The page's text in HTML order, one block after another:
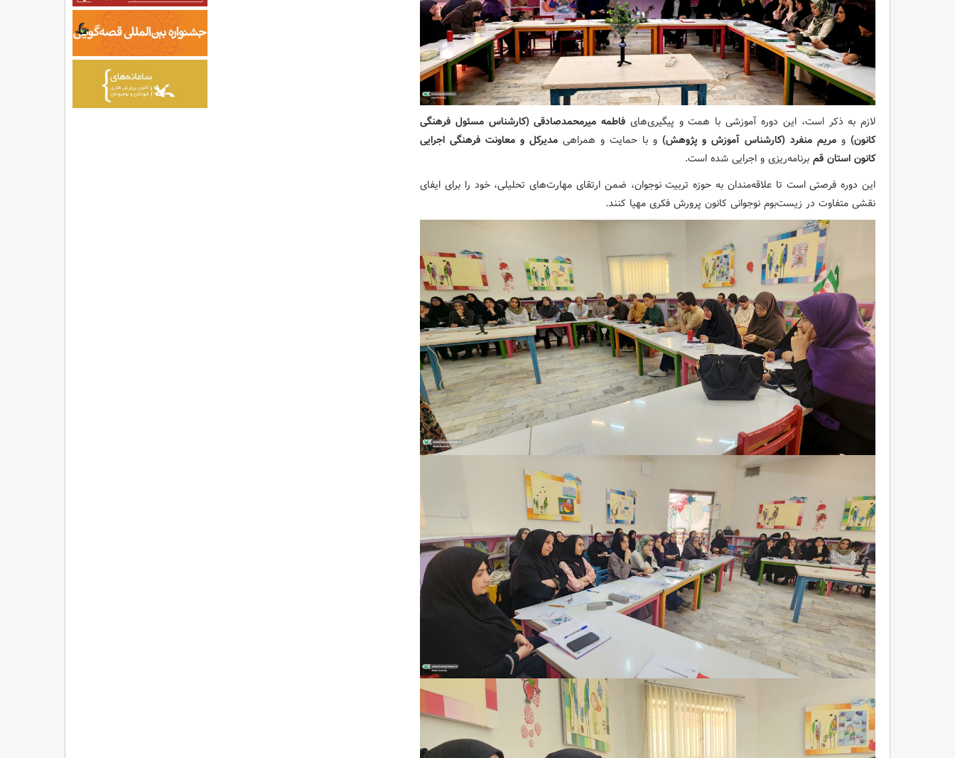
لازم به ذکر است، این دوره آموزشی با همت و پیگیری‌های فاطمه میرمحمدصادقی (کارشناس مسئول فرهنگی
کانون)و مریم منفرد (کارشناس آموزش و پژوهش) و با حمایت و همراهیمدیرکل و معاونت فرهنگی اجرایی
کانون استان قم برنامه‌ریزی و اجرایی شده است.
این دوره فرصتی است تا علاقه‌مندان به حوزه تربیت نوجوان، ضمن ارتقای مهارت‌های تحلیلی، خود را برای ایفای
نقشی متفاوت در زیست‌بوم نوجوانی کانون پرورش فکری مهیا کنند.